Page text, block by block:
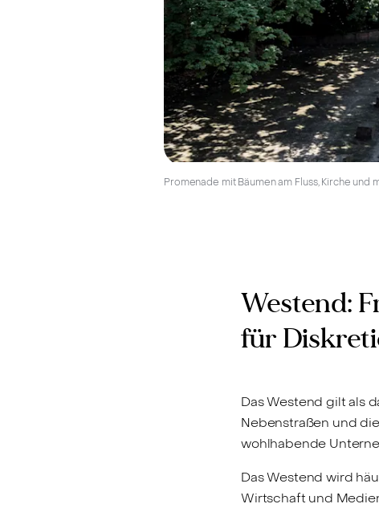
Promenade mit Bäumen am Fluss, Kirche
Westend:
für
Das Westend gilt als
Nebenstraßen und
wohlhabende
Das Westend wird
Wirtschaft und